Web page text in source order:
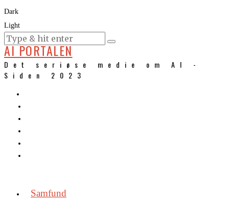
Dark
Light
KURSER
AI PORTALEN
Det seriøse medie om AI -
Siden 2023
Samfund